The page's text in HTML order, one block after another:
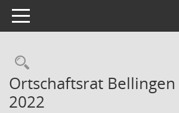
Toggle navigation
Rechercheauswahl
Ortschaftsrat
2022